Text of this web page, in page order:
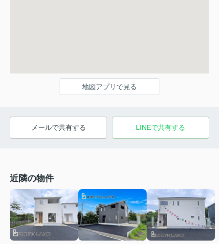
地図アプリで見る
メールで共有する LINEで共有する
近隣の物件